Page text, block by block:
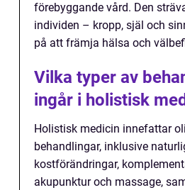
förebyggande vård. Den
individen – kropp, själ och
på att främja hälsa och
Vilka typer av
ingår i holistisk
Holistisk medicin innefattar
behandlingar, inklusive
kostförändringar,
akupunktur och massage,